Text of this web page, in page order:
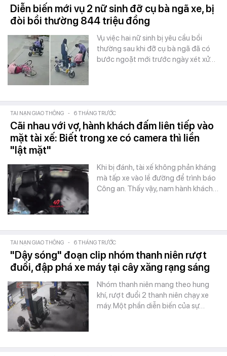
Diễn biến mới vụ 2 nữ sinh đỡ cụ bà ngã xe, bị
đòi bồi thường 844 triệu đồng
Vụ việc hai nữ sinh bị yêu cầu bồi
thường sau khi đỡ cụ bà ngã đã có
bước ngoặt mới trước ngày xét xử…
TAI NẠN GIAO THÔNG - 6 THÁNG TRƯỚC
Cãi nhau với vợ, hành khách đấm liên tiếp vào
mặt tài xế: Biết trong xe có camera thì liền
"lật mặt"
Khi bị đánh, tài xế không phản kháng
mà tấp xe vào lề đường để trình báo
Công an. Thấy vậy, nam hành khách…
TAI NẠN GIAO THÔNG - 6 THÁNG TRƯỚC
"Dậy sóng" đoạn clip nhóm thanh niên rượt
đuổi, đập phá xe máy tại cây xăng rạng sáng
Nhóm thanh niên mang theo hung
khí, rượt đuổi 2 thanh niên chạy xe
máy. Một phần diễn biến của sự…